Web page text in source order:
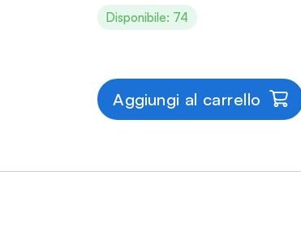
Disponibile: 74
Aggiungi al carrello